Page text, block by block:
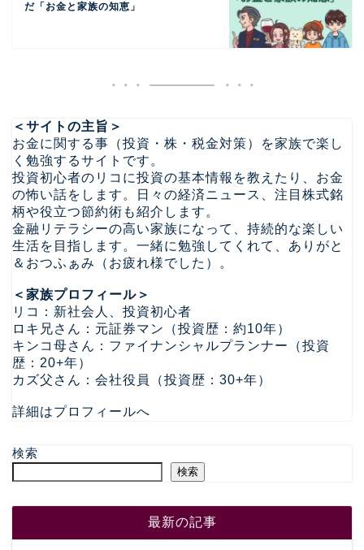
だ「お金と家族の知恵」
＜サイトの主旨＞
お金に関する事（投資・株・税金対策）を家族で楽し
く勉強するサイトです。
投資初心者のリコに投資の基本情報を教えたり、お金
の怖い話をします。日々の経済ニュース、注目株式銘
柄や役立つ節約術も紹介します。
金融リテラシーの高い家族になって、持続的な楽しい
生活を目指します。一緒に勉強してくれて、ありがと
＆おつふぁみ（お疲れ様でした）。
＜家族プロフィール＞
リコ：新社会人、投資初心者
ロキ兄さん：元証券マン（投資歴：約10年）
キンコ母さん：ファイナンシャルプランナー（投資
歴：20+年）
カズ父さん：会社役員（投資歴：30+年）
詳細はプロフィールへ
検索
検索
最新の記事